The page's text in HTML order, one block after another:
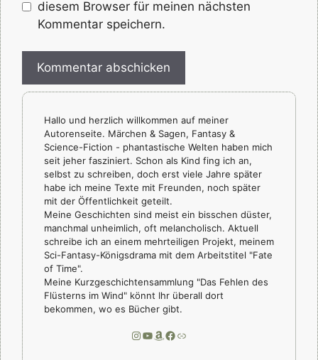
diesem Browser für meinen nächsten
Kommentar speichern.
Hallo und herzlich willkommen auf meiner
Autorenseite. Märchen & Sagen, Fantasy &
Science-Fiction - phantastische Welten haben mich
seit jeher fasziniert. Schon als Kind fing ich an,
selbst zu schreiben, doch erst viele Jahre später
habe ich meine Texte mit Freunden, noch später
mit der Öffentlichkeit geteilt.
Meine Geschichten sind meist ein bisschen düster,
manchmal unheimlich, oft melancholisch. Aktuell
schreibe ich an einem mehrteiligen Projekt, meinem
Sci-Fantasy-Königsdrama mit dem Arbeitstitel "Fate
of Time".
Meine Kurzgeschichtensammlung "Das Fehlen des
Flüsterns im Wind" könnt Ihr überall dort
bekommen, wo es Bücher gibt.
Instagram
YouTube
Amazon
Facebook
Link